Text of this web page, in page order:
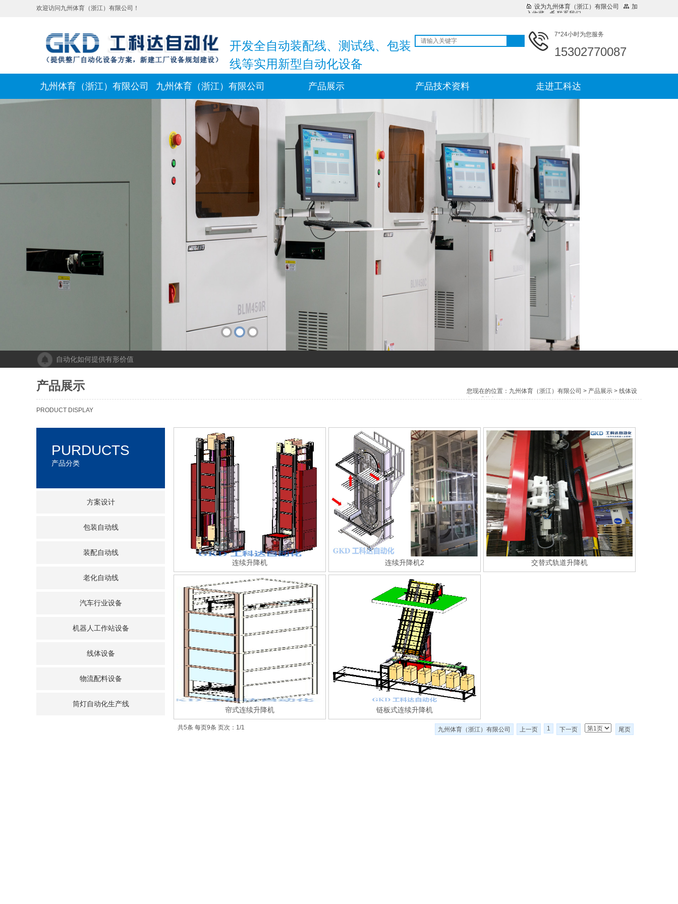
九州体育（浙江）有限公司 九州体育（浙江）有限公司 产品展示 产品技术资料 走进工科达
联系我们
自动化如何提供有形价值
“未来工厂”啥样？机器人生“匠心”自动化会“上网”
个性化批量生产，灵活性显著提高！Faulhaber加速推动自动化生产
设为九州体育（浙江）有限公司
加
入收藏
联系我们
欢迎访问九州体育（浙江）有限公司！
7*24小时为您服务
15302770087
开发全自动装配线、测试线、包装
线等实用新型自动化设备
连续升降机 连续升降机2 交替式轨道升降机
帘式连续升降机 链板式连续升降机
共5条 每页9条 页次：1/1 九州体育（浙江）有限公司 上一页 1 下一页 尾页
PURDUCTS
产品分类
方案设计
包装自动线
装配自动线
老化自动线
汽车行业设备
机器人工作站设备
线体设备
物流配料设备
筒灯自动化生产线
您现在的位置： 九州体育（浙江）有限公司 > 产品展示 > 线体设
备 >升降机
产品展示
PRODUCT DISPLAY